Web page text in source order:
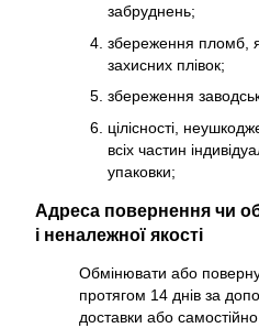
забруднень;
збереження пломб,
захисних плівок;
збереження
цілісності,
всіх частин
упаковки;
Адреса повернення чи
і неналежної якості
Обмінювати або
протягом 14 днів за
доставки або